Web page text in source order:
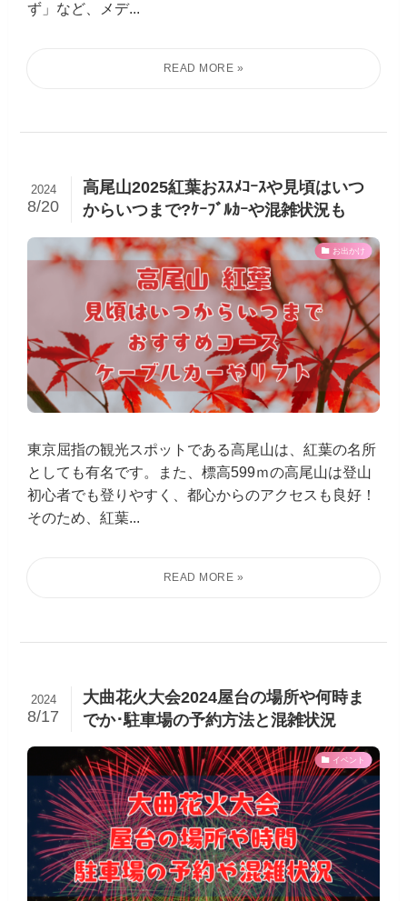
ず」など、メデ...
高尾山2025紅葉おｽｽﾒｺｰｽや見頃はいつ
からいつまで?ｹｰﾌﾞﾙｶｰや混雑状況も
2024
8/20
お出かけ
東京屈指の観光スポットである高尾山は、紅葉の名所
としても有名です。また、標高599ｍの高尾山は登山
初心者でも登りやすく、都心からのアクセスも良好！
そのため、紅葉...
大曲花火大会2024屋台の場所や何時ま
でか･駐車場の予約方法と混雑状況
2024
8/17
イベント